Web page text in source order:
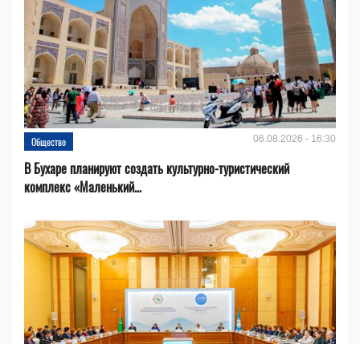
Общество 06.08.2026 - 16:30
В Бухаре планируют создать культурно-туристический
комплекс «Маленький...